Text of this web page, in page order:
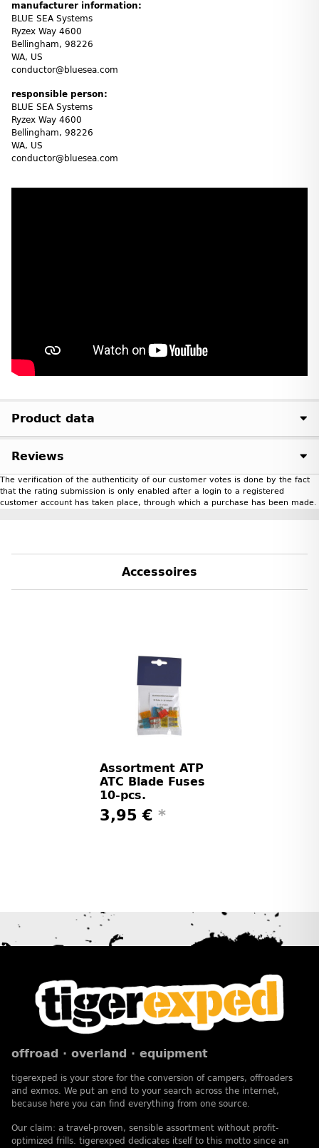
manufacturer information:
BLUE SEA Systems
Ryzex Way 4600
Bellingham, 98226
WA, US
conductor@bluesea.com
responsible person:
BLUE SEA Systems
Ryzex Way 4600
Bellingham, 98226
WA, US
conductor@bluesea.com
Product data
Reviews
The verification of the authenticity of our customer votes is done by the fact
that the rating submission is only enabled after a login to a registered
customer account has taken place, through which a purchase has been made.
Accessoires
Assortment ATP
ATC Blade Fuses
10-pcs.
3,95 € *
offroad · overland · equipment
tigerexped is your store for the conversion of campers, offroaders
and exmos. We put an end to your search across the internet,
because here you can find everything from one source.
Our claim: a travel-proven, sensible assortment without profit-
optimized frills. tigerexped dedicates itself to this motto since an